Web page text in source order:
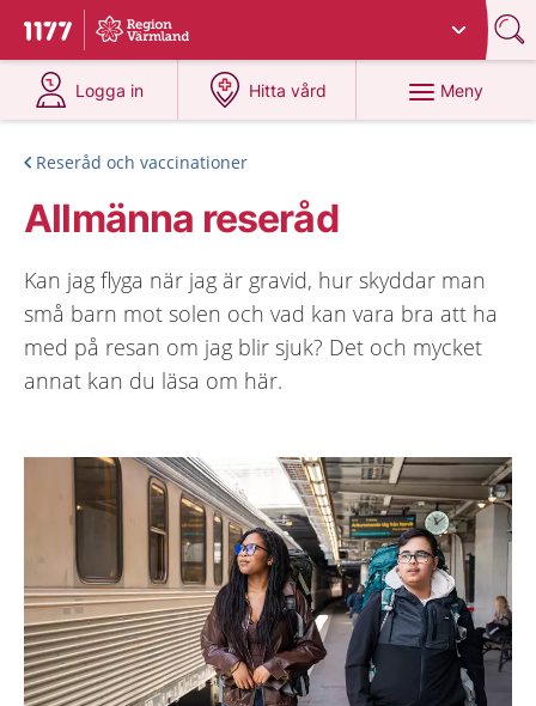
Till startsidan för 1177
Du har valt region
Logga in
på 1177.se
Hitta vård
på 1177.se
Meny
Reseråd och vaccinationer
Allmänna reseråd
Kan jag flyga när jag är gravid, hur skyddar man
små barn mot solen och vad kan vara bra att ha
med på resan om jag blir sjuk? Det och mycket
annat kan du läsa om här.